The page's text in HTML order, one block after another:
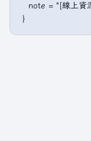
note = "[線上